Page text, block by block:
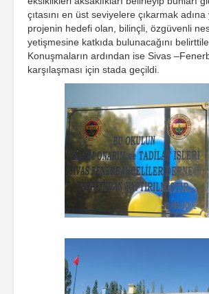
çıtasını en üst seviyelere çıkarmak
projenin hedefi olan, bilinçli, özgüvenli
yetişmesine katkıda bulunacağını
Konuşmaların ardından ise Sivas
karşılaşması için stada geçildi.